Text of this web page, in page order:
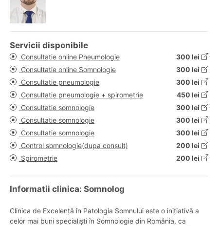
Servicii disponibile
Consultatie online Pneumologie
300 lei
Consultatie online Somnologie
300 lei
Consultatie pneumologie
300 lei
Consultatie pneumologie + spirometrie
450 lei
Consultatie somnologie
300 lei
Consultatie somnologie
300 lei
Consultatie somnologie
300 lei
Control somnologie(dupa consult)
200 lei
Spirometrie
200 lei
Informatii clinica: Somnolog
Clinica de Excelență în Patologia Somnului este o inițiativă a
celor mai buni specialiști în Somnologie din România, ca